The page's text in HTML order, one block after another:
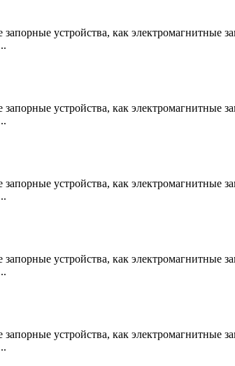
устройства, как
устройства, как
устройства, как
устройства, как
устройства, как